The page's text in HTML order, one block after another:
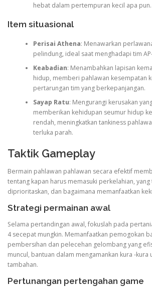
hebat dalam pertempuran kecil apa pun.
Item situasional
Perisai Athena: Menawarkan
pelindung, ideal saat menghadapi tim
Keabadian: Menambahkan lapisan
hidup, memberi pahlawan kesempatan
pertarungan tim yang berkepanjangan.
Sayap Ratu: Mengurangi kerusakan
memberikan kehidupan seumur hidup
rendah, meningkatkan tankiness
terluka parah.
Taktik Gameplay
Bermain pahlawan pahlawan secara efektif
tentang kapan harus memasuki perkelahian,
diprioritaskan, dan bagaimana memanfaatkan
Strategi permainan awal
Selama pertandingan awal, fokuslah pada
4 secepat mungkin. Memanfaatkan pemogokan
pembersihan dan pelecehan gelombang yang
muncul, bantuan dalam mengamankan kura -kura
tambahan.
Pertunangan pertengahan game